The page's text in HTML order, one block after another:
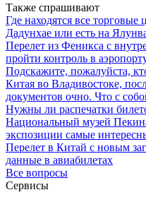
Также спрашивают
Где находятся все
Дадунхае или есть на
Перелет из Феникса с
пройти контроль в
Подскажите, пожалуйста,
Китая во Владивостоке,
документов очно. Что с
Нужны ли распечатки
Национальный музей
экспозиции самые
Перелет в Китай с новым
данные в авиабилетах
Все вопросы
Сервисы